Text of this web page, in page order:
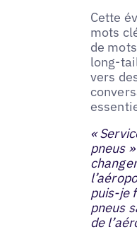
Cette
mots
de
long-
vers
«
pneus
puis-je
pneus
de